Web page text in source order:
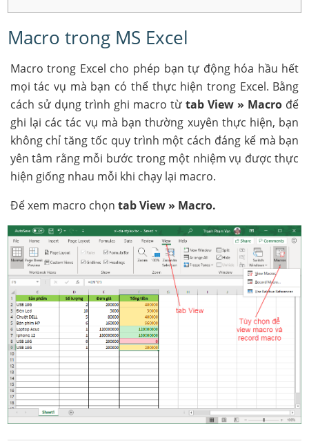
Macro trong MS Excel
Macro trong Excel cho phép bạn tự động hóa hầu hết
mọi tác vụ mà bạn có thể thực hiện trong Excel. Bằng
cách sử dụng trình ghi macro từtab View » Macro để
ghi lại các tác vụ mà bạn thường xuyên thực hiện, bạn
không chỉ tăng tốc quy trình một cách đáng kể mà bạn
yên tâm rằng mỗi bước trong một nhiệm vụ được thực
hiện giống nhau mỗi khi chạy lại macro.
Để xem macro chọn tab View » Macro.